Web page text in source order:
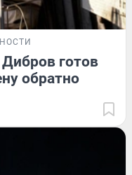
Дибров готов
обратно